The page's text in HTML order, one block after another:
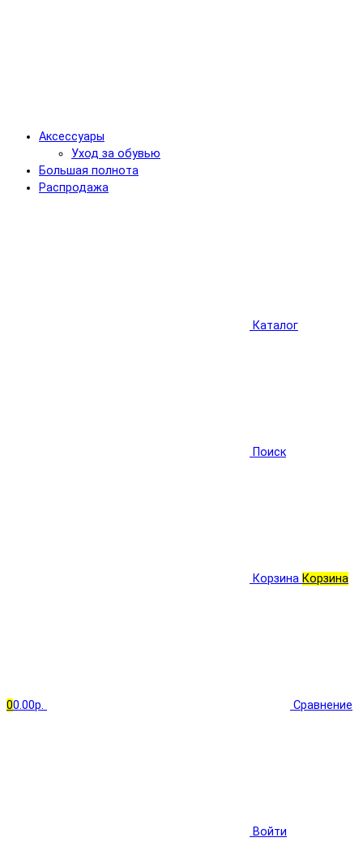
Аксессуары
Уход за обувью
Большая полнота
Распродажа
Каталог
Поиск
Корзина Корзина
00.00р. Сравнение
Войти